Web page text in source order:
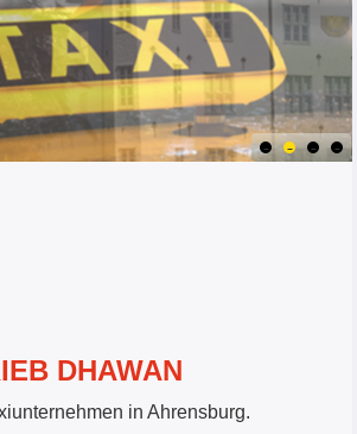
DHAWAN
in Ahrensburg.